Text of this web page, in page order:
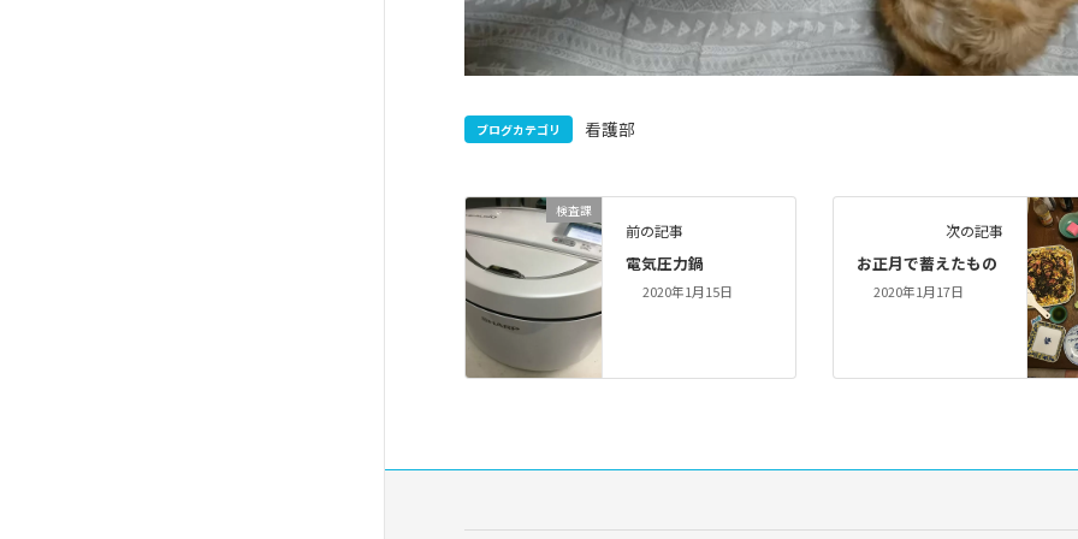
ブログカテゴリ 看護部
検査課
前の記事
電気圧力鍋
2020年1月15日
次の記事
お正月で蓄えたもの
2020年1月17日